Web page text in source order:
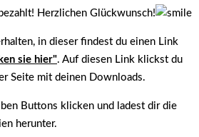
Herzlichen Glückwunsch!
in dieser findest du einen Link
sie hier". Auf diesen Link klickst du
Seite mit deinen Downloads.
Buttons klicken und ladest dir die
herunter.